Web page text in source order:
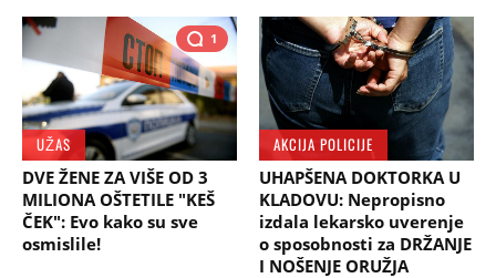
1
UŽAS
DVE ŽENE ZA VIŠE OD 3
MILIONA OŠTETILE "KEŠ
ČEK": Evo kako su sve
osmislile!
AKCIJA POLICIJE
UHAPŠENA DOKTORKA U
KLADOVU: Nepropisno
izdala lekarsko uverenje
o sposobnosti za DRŽANJE
I NOŠENJE ORUŽJA